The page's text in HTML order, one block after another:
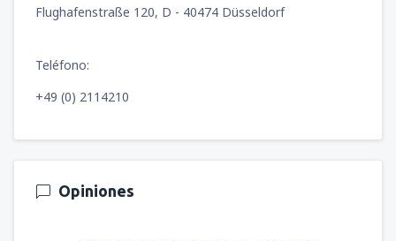
Flughafenstraße 120, D - 40474 Düsseldorf
Teléfono:
+49 (0) 2114210
Opiniones